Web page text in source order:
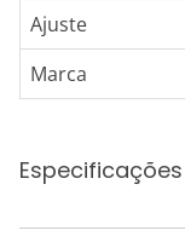
Ajuste
Marca
Especificações